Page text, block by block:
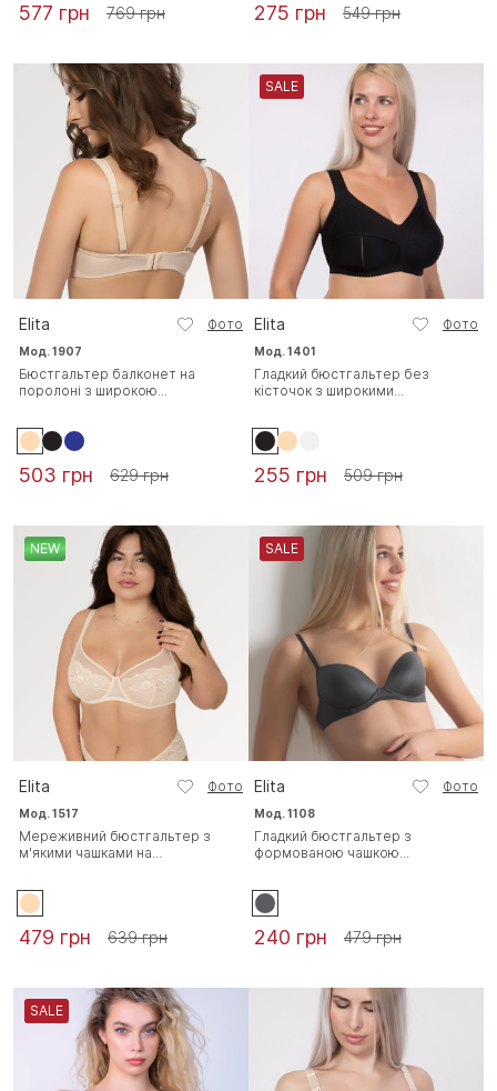
577 грн 769 грн 275 грн 549 грн
Elita Фото
Мод. 1907
Бюстгальтер балконет на
поролоні з широкою...
503 грн 629 грн
SALE
Elita Фото
Мод. 1401
Гладкий бюстгальтер без
кісточок з широкими...
255 грн 509 грн
NEW
Elita Фото
Мод. 1517
Мереживний бюстгальтер з
м'якими чашками на...
479 грн 639 грн
SALE
Elita Фото
Мод. 1108
Гладкий бюстгальтер з
формованою чашкою...
240 грн 479 грн
SALE